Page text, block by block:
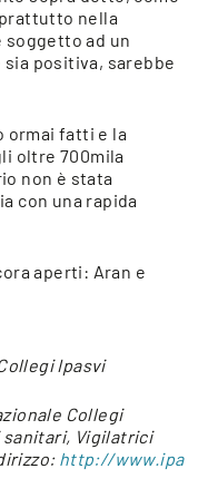
nella
soggetto ad un
positiva, sarebbe
ormai fatti e la
oltre 700mila
non è stata
con una rapida
aperti: Aran e
Ipasvi
Collegi
Vigilatrici
http://www.ipa